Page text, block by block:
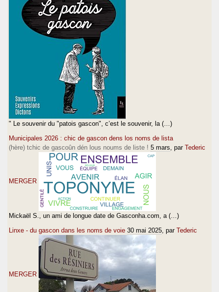
" Le souvenir du "patois gascon", c’est le souvenir, la (…)
Municipales 2026 : chic de gascon dens los noms de lista
(hère) tchic de gascoûn dén lous noums de liste ! 5 mars , par Tederic
MERGER
Mickaël S., un ami de longue date de Gasconha.com, a (…)
Linxe - du gascon dans les noms de voie 30 mai 2025 , par Tederic
MERGER